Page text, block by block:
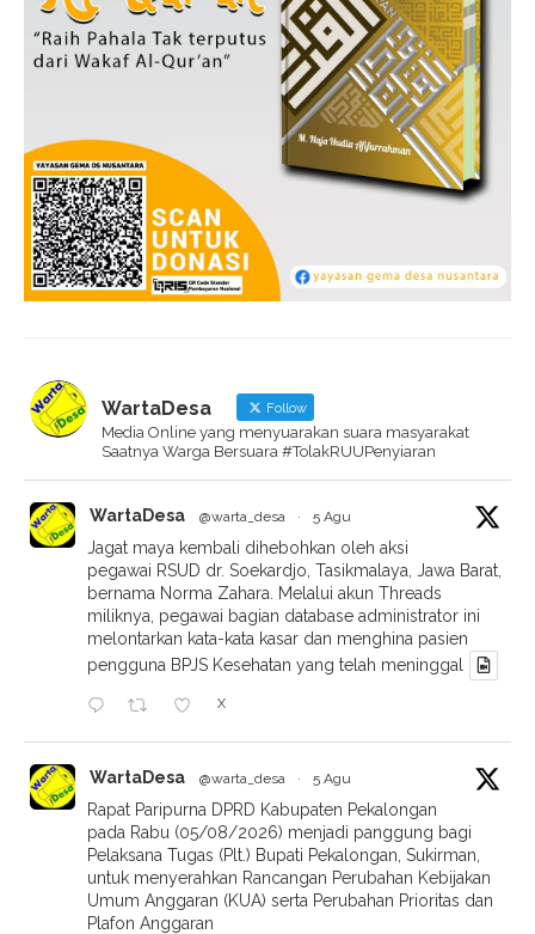
WartaDesa Follow
Media Online yang menyuarakan suara masyarakat
Saatnya Warga Bersuara #TolakRUUPenyiaran
WartaDesa @warta_desa · 5 Agu
Jagat maya kembali dihebohkan oleh aksi
pegawai RSUD dr. Soekardjo, Tasikmalaya, Jawa Barat,
bernama Norma Zahara. Melalui akun Threads
miliknya, pegawai bagian database administrator ini
melontarkan kata-kata kasar dan menghina pasien
pengguna BPJS Kesehatan yang telah meninggal
X
WartaDesa @warta_desa · 5 Agu
Rapat Paripurna DPRD Kabupaten Pekalongan
pada Rabu (05/08/2026) menjadi panggung bagi
Pelaksana Tugas (Plt.) Bupati Pekalongan, Sukirman,
untuk menyerahkan Rancangan Perubahan Kebijakan
Umum Anggaran (KUA) serta Perubahan Prioritas dan
Plafon Anggaran